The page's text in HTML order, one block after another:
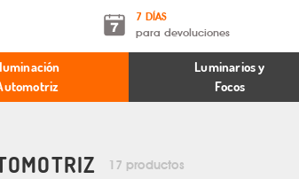
7 DÍAS
para devoluciones
Términos y condiciones
Políticas de devolucionesLuminarios y
Focos
17 productos